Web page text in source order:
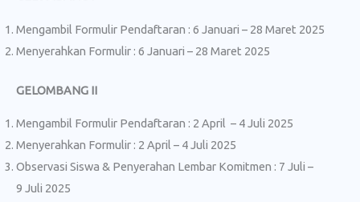
Mengambil Formulir Pendaftaran : 6 Januari – 28 Maret 2025
Menyerahkan Formulir : 6 Januari – 28 Maret 2025
GELOMBANG II
Mengambil Formulir Pendaftaran : 2 April – 4 Juli 2025
Menyerahkan Formulir : 2 April – 4 Juli 2025
Observasi Siswa & Penyerahan Lembar Komitmen : 7 Juli –
9 Juli 2025